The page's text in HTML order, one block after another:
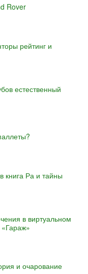
Rover
рейтинг и
естественный
книга Ра и тайны
в виртуальном
«Гараж»
и очарование